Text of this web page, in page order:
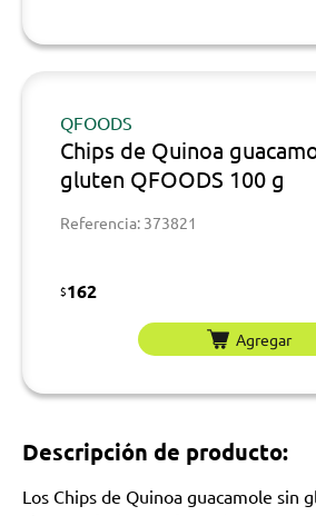
QFOODS
Chips de Quinoa
gluten QFOODS 100 g
Referencia: 373821
$162
Agregar
Descripción de producto:
Los Chips de Quinoa guacamole sin